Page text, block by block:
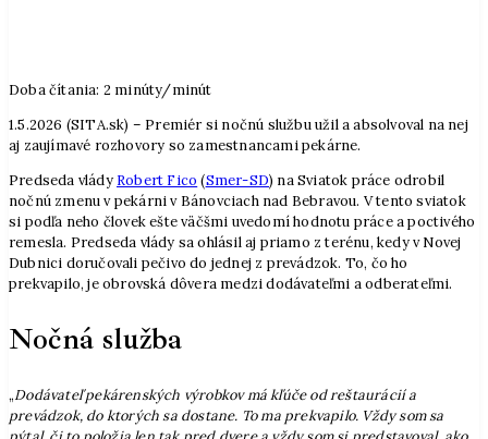
Doba čítania: 2 minúty/minút
1.5.2026 (SITA.sk) – Premiér si nočnú službu užil a absolvoval na nej
aj zaujímavé rozhovory so zamestnancami pekárne.
Predseda vlády Robert Fico (Smer-SD) na Sviatok práce odrobil
nočnú zmenu v pekárni v Bánovciach nad Bebravou. V tento sviatok
si podľa neho človek ešte väčšmi uvedomí hodnotu práce a poctivého
remesla. Predseda vlády sa ohlásil aj priamo z terénu, kedy v Novej
Dubnici doručovali pečivo do jednej z prevádzok. To, čo ho
prekvapilo, je obrovská dôvera medzi dodávateľmi a odberateľmi.
Nočná služba
„Dodávateľ pekárenských výrobkov má kľúče od reštaurácií a
prevádzok, do ktorých sa dostane. To ma prekvapilo. Vždy som sa